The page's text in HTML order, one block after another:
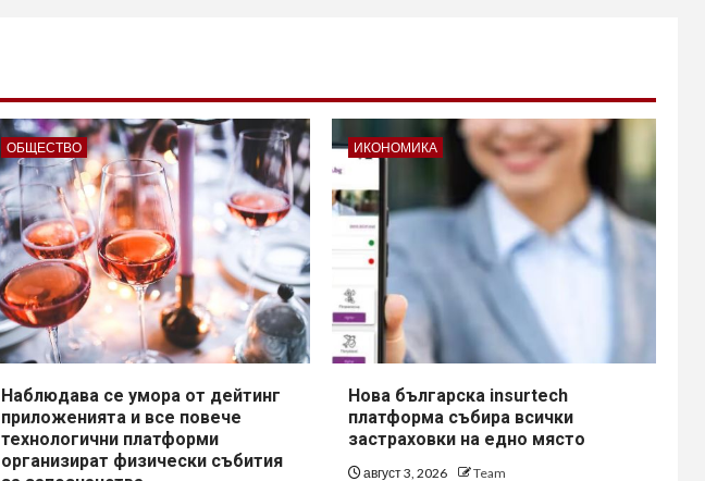
ОБЩЕСТВО
Наблюдава се умора от дейтинг
приложенията и все повече
технологични платформи
организират физически събития
ИКОНОМИКА
Нова българска insurtech
платформа събира всички
застраховки на едно място
август 3, 2026 Team